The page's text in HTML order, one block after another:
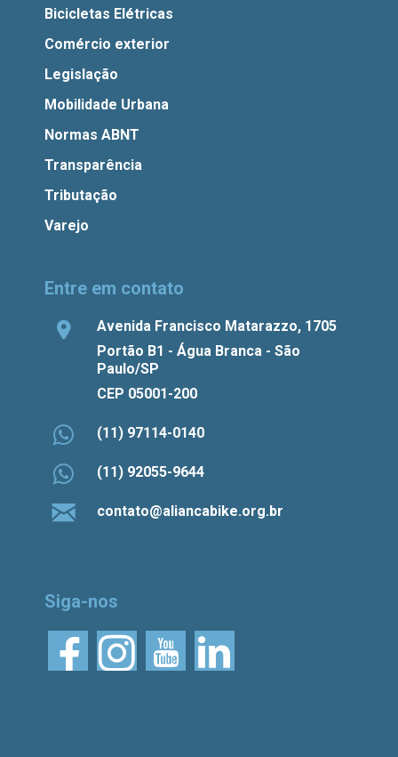
Bicicletas Elétricas
Comércio exterior
Legislação
Mobilidade Urbana
Normas ABNT
Transparência
Tributação
Varejo
Entre em contato
Avenida Francisco Matarazzo, 1705
Portão B1 - Água Branca - São
Paulo/SP
CEP 05001-200
(11) 97114-0140
(11) 92055-9644
contato@aliancabike.org.br
Siga-nos